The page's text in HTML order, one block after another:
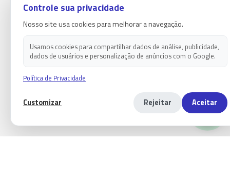
Controle sua privacidade
Nosso site usa cookies para melhorar a navegação.
Usamos cookies para compartilhar dados de análise, publicidade,
dados de usuários e personalização de anúncios com o Google.
Política de Privacidade
Customizar Rejeitar Aceitar